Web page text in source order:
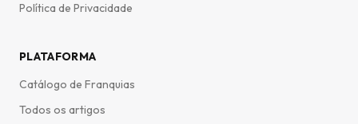
Política de Privacidade
PLATAFORMA
Catálogo de Franquias
Todos os artigos